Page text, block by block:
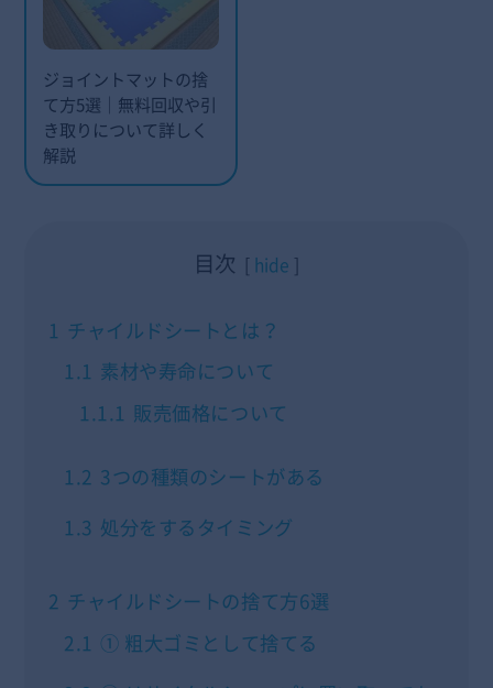
ジョイントマットの捨
て方5選｜無料回収や引
き取りについて詳しく
解説
目次 hide
1 チャイルドシートとは？
1.1 素材や寿命について
1.1.1 販売価格について
1.2 3つの種類のシートがある
1.3 処分をするタイミング
2 チャイルドシートの捨て方6選
2.1 ① 粗大ゴミとして捨てる